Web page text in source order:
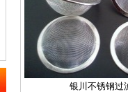
银川不锈钢过